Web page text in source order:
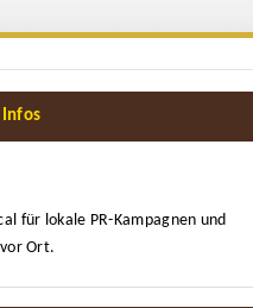
für lokale PR-Kampagnen und
Ort.